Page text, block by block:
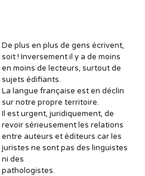
De plus en plus de gens écrivent,
soit ! Inversement il y a de moins
en moins de lecteurs, surtout de
sujets édifiants.
La langue française est en déclin
sur notre propre territoire.
Il est urgent, juridiquement, de
revoir sérieusement les relations
entre auteurs et éditeurs car les
juristes ne sont pas des linguistes
ni des
pathologistes.